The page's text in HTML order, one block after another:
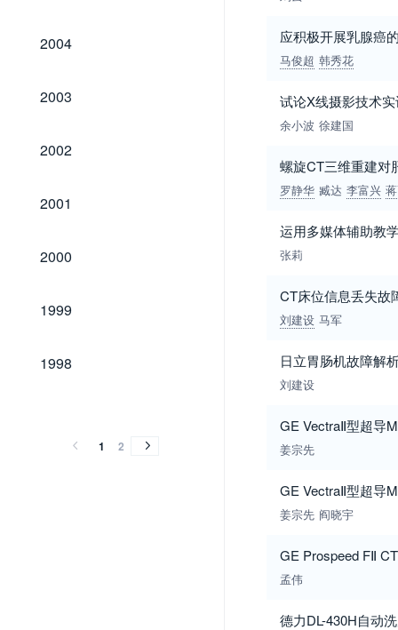
2004
2004
2003
2003
2002
2002
2001
2001
2000
2000
1999
1999
1998
1998
1 2
应积极开展乳腺癌
马俊超 韩秀花
试论X线摄影技术
余小波 徐建国
螺旋CT三维重建对
罗静华 臧达 李富兴
运用多媒体辅助教
张莉
CT床位信息丢失故
刘建设 马军
日立胃肠机故障解
刘建设
GE VectraⅡ型超导
姜宗先
GE VectraⅡ型超导
姜宗先 阎晓宇
GE Prospeed FⅡ
孟伟
德力DL-430H自动